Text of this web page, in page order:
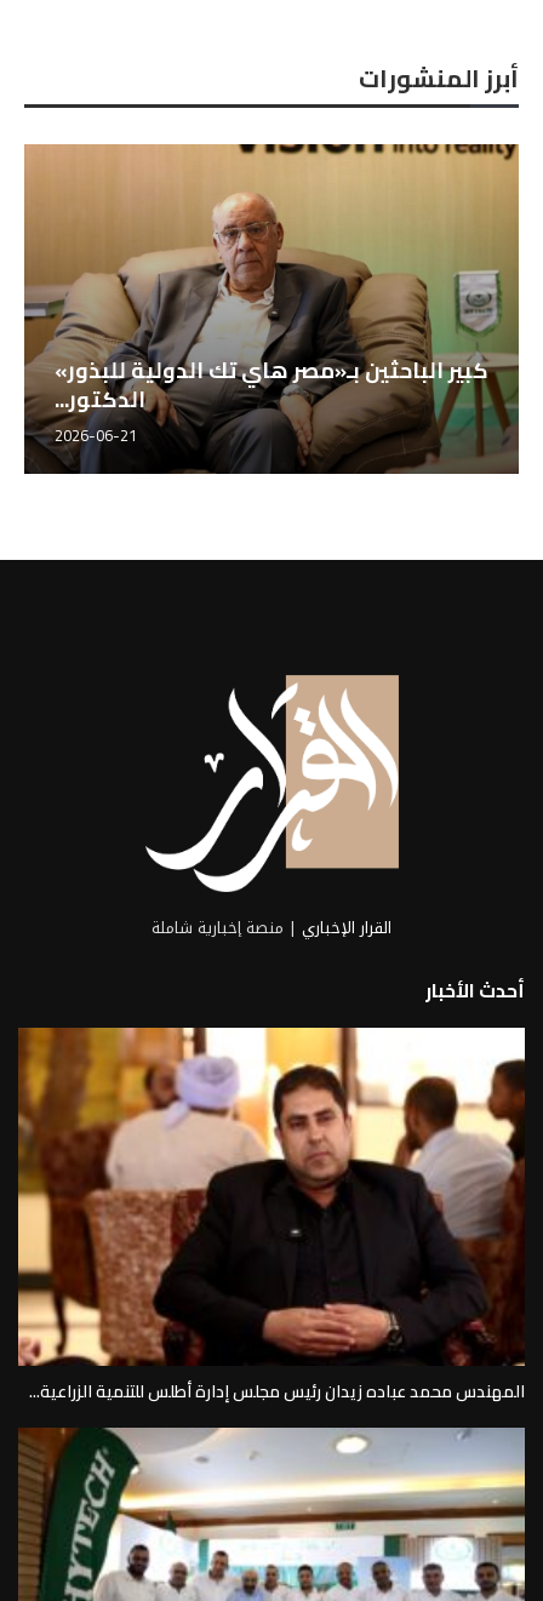
أبرز المنشورات
كبير الباحثين بـ«مصر هاي تك الدولية للبذور»
الدكتور...
2026-06-21
القرار الإخباري | منصة إخبارية شاملة
أحدث الأخبار
المهندس محمد عباده زيدان رئيس مجلس إدارة أطلس للتنمية الزراعية...